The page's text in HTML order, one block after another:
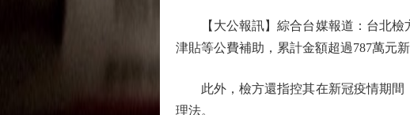
【大公報訊】綜合台媒報道：台北檢
津貼等公費補助，累計金額超過787萬元新
此外，檢方還指控其在新冠疫情期間
理法。